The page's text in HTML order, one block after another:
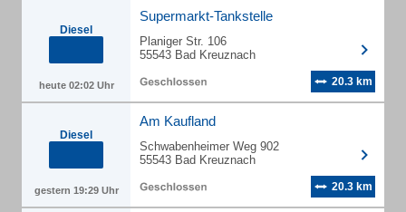
Diesel
heute 02:02 Uhr
Supermarkt-Tankstelle
Planiger Str. 106
55543 Bad Kreuznach
20.3 km
Diesel
gestern 19:29 Uhr
Am Kaufland
Schwabenheimer Weg 902
55543 Bad Kreuznach
20.3 km